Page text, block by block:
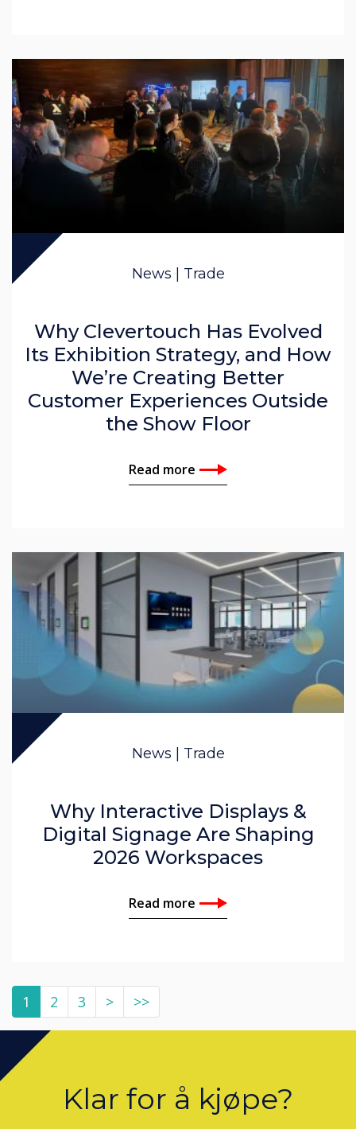
News | Trade
Why Clevertouch Has Evolved
Its Exhibition Strategy, and How
We’re Creating Better
Customer Experiences Outside
the Show Floor
Read more
News | Trade
Why Interactive Displays &
Digital Signage Are Shaping
2026 Workspaces
Read more
1 2 3 > >>
Klar for å kjøpe?